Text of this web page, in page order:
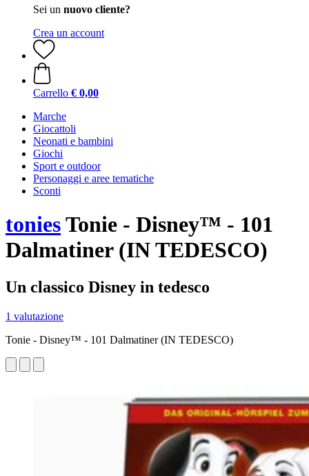
Sei un nuovo cliente?
Crea un account
Carrello € 0,00
Marche
Giocattoli
Neonati e bambini
Giochi
Sport e outdoor
Personaggi e aree tematiche
Sconti
toniesTonie - Disney™ - 101
Dalmatiner (IN TEDESCO)
Un classico Disney in tedesco
1 valutazione
Tonie - Disney™ - 101 Dalmatiner (IN TEDESCO)